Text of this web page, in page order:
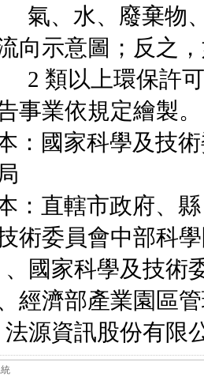
水、廢棄物、
向示意圖；反之
以上環保許可
事業依規定繪製。
國家科學及技術
直轄市政府、縣
術委員會中部科
家科學及技術委
經濟部產業園區
資訊股份有限公